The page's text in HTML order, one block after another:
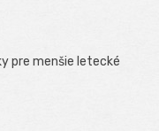
pre menšie letecké